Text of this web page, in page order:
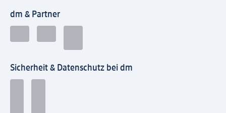
dm & Partner
Sicherheit & Datenschutz bei dm